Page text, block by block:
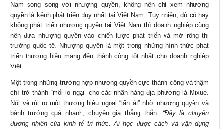
Nam song song với nhượng quyền, không nên chỉ xem nhượng
quyền là kênh phát triển duy nhất tại Việt Nam. Tuy nhiên, dù có hay
không phát triển nhượng quyền tại Việt Nam thì doanh nghiệp cũng
nên đưa nhượng quyền vào chiến lược phát triển và mở rông thị
trường quốc tế. Nhượng quyền là một trong những hình thức phát
triển thương hiệu mang đến thành công tốt nhất cho doanh nghiệp
Việt.
Một trong những trường hợp nhượng quyền cực thành công và thậm
chí trở thành “mối lo ngại” cho các nhãn hàng địa phương là Mixue.
Nói về rủi ro một thương hiệu ngoại “lấn át” nhờ nhượng quyền và
bành trướng quá nhanh, chuyên gia thẳng thắn: “Đây là chuyện
đương nhiên của kinh tế tri thức. Ai học được cách và vận dụng